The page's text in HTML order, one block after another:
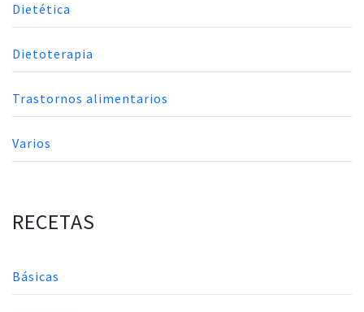
Dietética
Dietoterapia
Trastornos alimentarios
Varios
RECETAS
Básicas